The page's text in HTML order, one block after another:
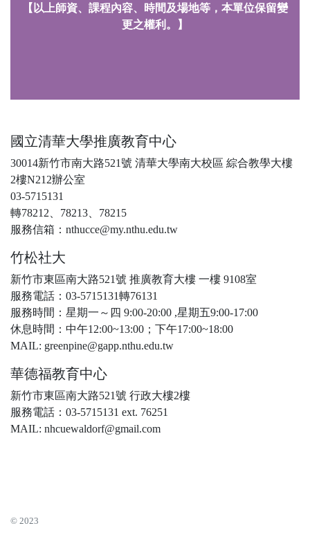
【以上師資、課程內容、時間及場地等，本單位保留變
更之權利。】
國立清華大學推廣教育中心
30014新竹市南大路521號 清華大學南大校區 綜合教學大樓
2樓N212辦公室
03-5715131
轉78212、78213、78215
服務信箱：nthucce@my.nthu.edu.tw
竹松社大
新竹市東區南大路521號 推廣教育大樓 一樓 9108室
服務電話：03-5715131轉76131
服務時間：星期一～四 9:00-20:00 ,星期五9:00-17:00
休息時間：中午12:00~13:00；下午17:00~18:00
MAIL: greenpine@gapp.nthu.edu.tw
華德福教育中心
新竹市東區南大路521號 行政大樓2樓
服務電話：03-5715131 ext. 76251
MAIL: nhcuewaldorf@gmail.com
© 2023